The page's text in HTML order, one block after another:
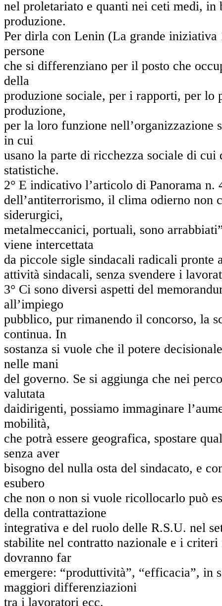
nel proletariato e quanti nei ceti medi,
produzione.
Per dirla con Lenin (La grande
persone
che si differenziano per il posto che
della
produzione sociale, per i rapporti, per
produzione,
per la loro funzione
in cui
usano la parte di ricchezza sociale di
statistiche.
2° E indicativo l’articolo di Panorama n.
dell’antiterrorismo, il clima odierno non
siderurgici,
metalmeccanici, portuali, sono
viene intercettata
da piccole sigle sindacali radicali pronte
attività sindacali, senza svendere i
3° Ci sono diversi aspetti del
all’impiego
pubblico, pur rimanendo il concorso, la
continua. In
sostanza si vuole che il potere
nelle mani
del governo. Se si aggiunga che nei
valutata
daidirigenti, possiamo immaginare
mobilità,
che potrà essere geografica, spostare
senza aver
bisogno del nulla osta del sindacato, e
esubero
che non o non si vuole ricollocarlo può
della contrattazione
integrativa e del ruolo delle R.S.U. nel
stabilite nel contratto nazionale e i
dovranno far
emergere: “produttività”, “efficacia”, in
maggiori differenziazioni
tra i lavoratori ecc.